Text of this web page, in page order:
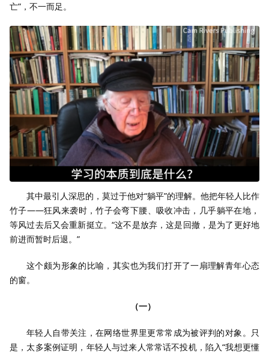
亡”，不一而足。
其中最引人深思的，莫过于他对“躺平”的理解。他把年轻人比作
竹子——狂风来袭时，竹子会弯下腰、吸收冲击，几乎躺平在地，
等风过去后又会重新挺立。“这不是放弃，这是回撤，是为了更好地
前进而暂时后退。”
这个颇为形象的比喻，其实也为我们打开了一扇理解青年心态
的窗。
（一）
年轻人自带关注，在网络世界里更常常成为被评判的对象。只
是，太多案例证明，年轻人与过来人常常话不投机，陷入“我想更懂